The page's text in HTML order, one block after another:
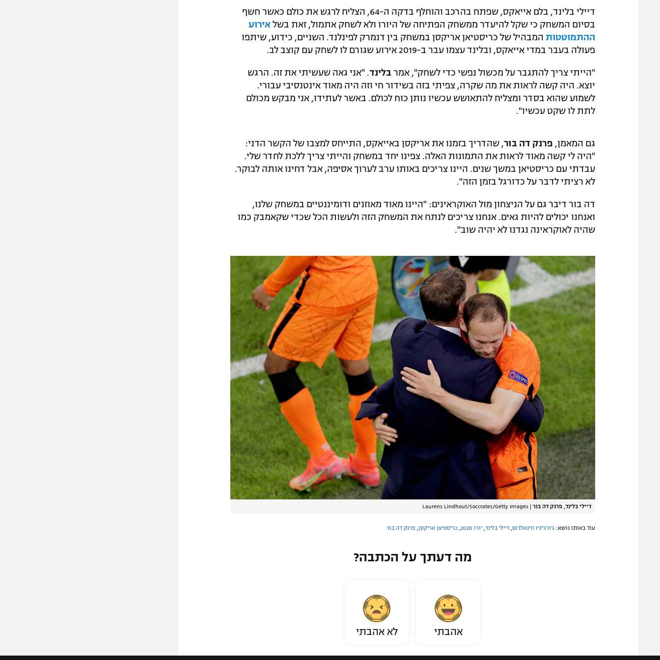
דיילי בלינד, בלם אייאקס, שפתח בהרכב והוחלף בדקה ה-64, הצליח לרגש את כולם כאשר חשף
בסיום המשחק כי שקל להיעדר ממשחק הפתיחה של היורו ולא לשחק אתמול, זאת בשל אירוע
ההתמוטטות המבהיל של כריסטיאן אריקסן במשחק בין דנמרק לפינלנד. השניים, כידוע, שיתפו
פעולה בעבר במדי אייאקס, ובלינד עצמו עבר ב-2019 אירוע שגורם לו לשחק עם קוצב לב.
"הייתי צריך להתגבר על מכשול נפשי כדי לשחק", אמר בלינד. "אני גאה שעשיתי את זה. הרגש
יוצא. היה קשה לראות את מה שקרה, צפיתי בזה בשידור חי וזה היה מאוד אינטנסיבי עבורי.
לשמוע שהוא בסדר ומצליח להתאושש עכשיו נותן כוח לכולם. באשר לעתידו, אני מבקש מכולם
לתת לו שקט עכשיו".
גם המאמן, פרנק דה בור, שהדריך בזמנו את אריקסן באייאקס, התייחס למצבו של הקשר הדני:
"היה לי קשה מאוד לראות את התמונות האלה. צפינו יחד במשחק והייתי צריך ללכת לחדר שלי.
עבדתי עם כריסטיאן במשך שנים. היינו צריכים באותו ערב לערוך אסיפה, אבל דחינו אותה לבוקר.
לא רציתי לדבר על כדורגל בזמן הזה".
דה בור דיבר גם על הניצחון מול האוקראינים: "היינו מאוד מאוזנים ודומיננטיים במשחק שלנו,
ואנחנו יכולים להיות גאים. אנחנו צריכים לנתח את המשחק הזה ולעשות הכל שכדי שקאמבק כמו
שהיה לאוקראינה נגדנו לא יהיה שוב".
דיילי בלינד, פרנק דה בור |
Laurens Lindhout/Soccrates/Getty Images
עוד באותו נושא: ג'ורג'יניו ווינאלדום דיילי בלינד יורו 2020 כריסטיאן אריקסן פרנק דה בור
מה דעתך על הכתבה?
אהבתי לא אהבתי